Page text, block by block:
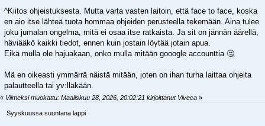
^Kiitos ohjeistuksesta. Mutta varta vasten laitoin, että face to face, koska
en aio itse lähteä tuota hommaa ohjeiden perusteella tekemään. Aina tulee
joku jumalan ongelma, mitä ei osaa itse ratkaista. Ja sit on jännän äärellä,
häviääkö kaikki tiedot, ennen kuin jostain löytää jotain apua.
Eikä mulla ole hajuakaan, onko mulla mitään gooogle accounttia 🤔
Mä en oikeasti ymmärrä näistä mitään, joten on ihan turha laittaa ohjeita
palautteella tai yv:lläkään.
« Viimeksi muokattu: Maaliskuu 28, 2026, 20:02:21 kirjoittanut Viveca »
Syyskuussa suuntana lappi